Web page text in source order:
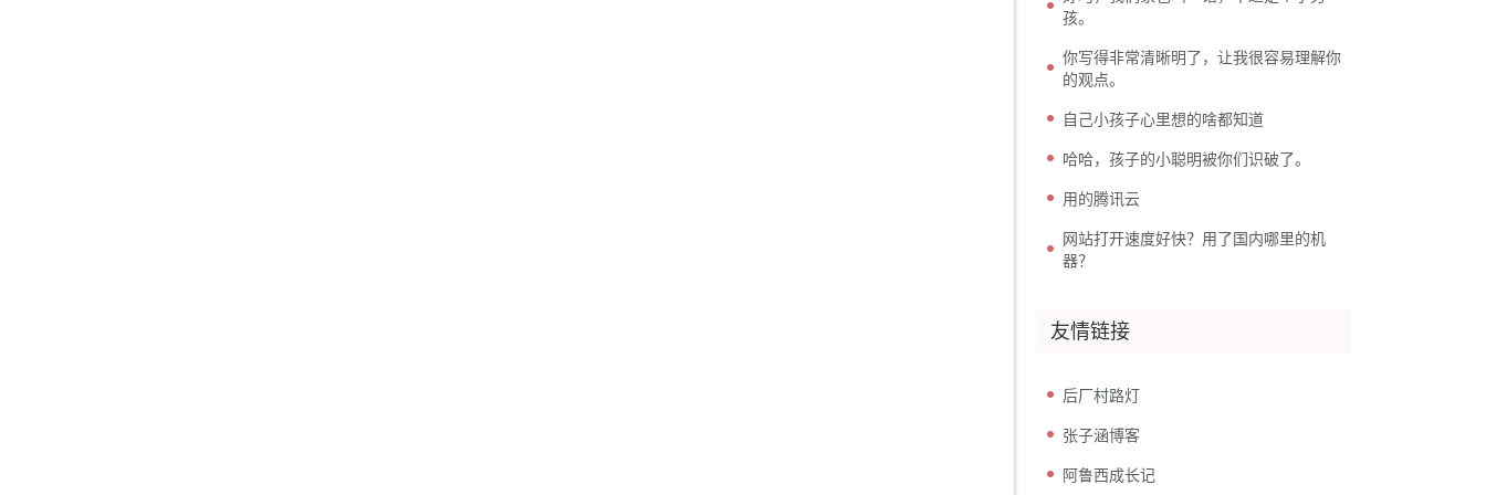
孩。
你写得非常清晰明了，让我很容易理解你
的观点。
自己小孩子心里想的啥都知道
哈哈，孩子的小聪明被你们识破了。
用的腾讯云
网站打开速度好快？用了国内哪里的机
器？
友情链接
后厂村路灯
张子涵博客
阿鲁西成长记